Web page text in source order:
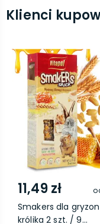
Klienci
11,49 zł
Smakers dla
królika 2 szt. / 9...